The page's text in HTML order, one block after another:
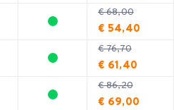
€ 68,00
€ 54,40
€ 76,70
€ 61,40
€ 86,20
€ 69,00